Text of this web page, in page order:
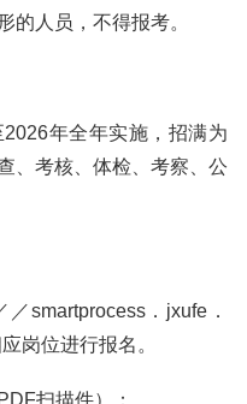
的人员，不得报考。
年全年实施，招满为
、考核、体检、考察、公
smartprocess．jxufe．
岗位进行报名。
扫描件）：